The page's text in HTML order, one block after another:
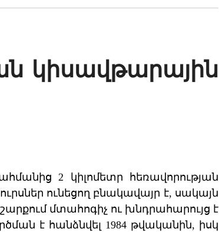
կիսավթարային
2 կիլոմետր հեռավորության
ունեցող բնակավայր է, սակայն
մտահոգիչ ու խնդրահարույց է
է հանձնվել 1984 թվականին, իսկ